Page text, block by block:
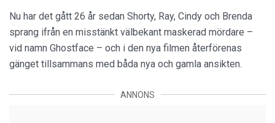
Nu har det gått 26 år sedan Shorty, Ray, Cindy och Brenda
sprang ifrån en misstänkt välbekant maskerad mördare –
vid namn Ghostface – och i den nya filmen återförenas
gänget tillsammans med båda nya och gamla ansikten.
ANNONS